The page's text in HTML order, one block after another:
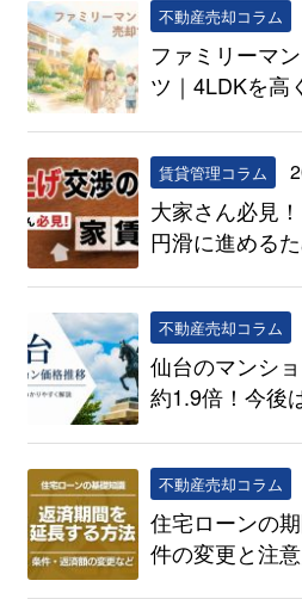
不動産売却コラム
ファミリーマ
ツ｜4LDKを高
賃貸管理コラム
大家さん必見
円滑に進める
不動産売却コラム
仙台のマンシ
約1.9倍！今後
不動産売却コラム
住宅ローンの
件の変更と注